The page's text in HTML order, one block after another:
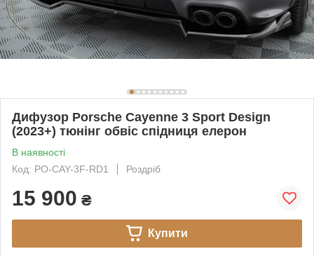
Дифузор Porsche Cayenne 3 Sport Design
(2023+) тюнінг обвіс спідниця елерон
В наявності
Код: PO-CAY-3F-RD1
Роздріб
15 900 ₴
Купити